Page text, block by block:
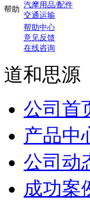
汽摩用品/配件
交通运输
帮助
帮助中心
意见反馈
在线咨询
道和思源
公司首
产品中
公司动
成功案